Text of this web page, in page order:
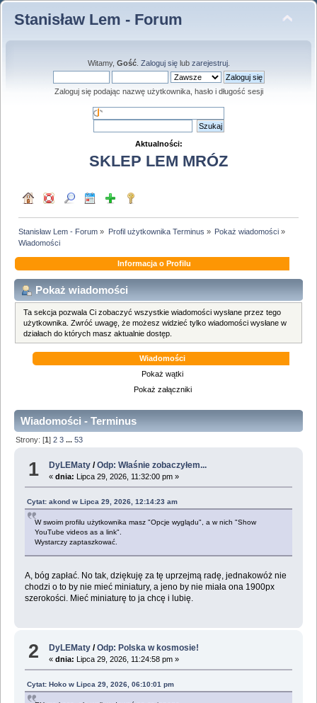
Stanisław Lem - Forum
Witamy, Gość. Zaloguj sięlub zarejestruj.
Zaloguj się podając nazwę użytkownika, hasło i długość sesji
Aktualności:
SKLEP LEM MRÓZ
Stanisław Lem - Forum » Profil użytkownika Terminus » Pokaż wiadomości»
Wiadomości
Informacja o Profilu
Pokaż wiadomości
Ta sekcja pozwala Ci zobaczyć wszystkie wiadomości wysłane przez tego
użytkownika. Zwróć uwagę, że możesz widzieć tylko wiadomości wysłane w
działach do których masz aktualnie dostęp.
Wiadomości
Pokaż wątki
Pokaż załączniki
Wiadomości - Terminus
Strony: [1]2 3 ...53
1 DyLEMaty /Odp: Właśnie zobaczyłem...
«dnia: Lipca 29, 2026, 11:32:00 pm »
Cytat: akond w Lipca 29, 2026, 12:14:23 am
W swoim profilu użytkownika masz "Opcje wyglądu", a w nich "Show
YouTube videos as a link".
Wystarczy zaptaszkować.
A, bóg zapłać. No tak, dziękuję za tę uprzejmą radę, jednakowóż nie
chodzi o to by nie mieć miniatury, a jeno by nie miała ona 1900px
szerokości. Mieć miniaturę to ja chcę i lubię.
2 DyLEMaty /Odp: Polska w kosmosie!
«dnia: Lipca 29, 2026, 11:24:58 pm »
Cytat: Hoko w Lipca 29, 2026, 06:10:01 pm